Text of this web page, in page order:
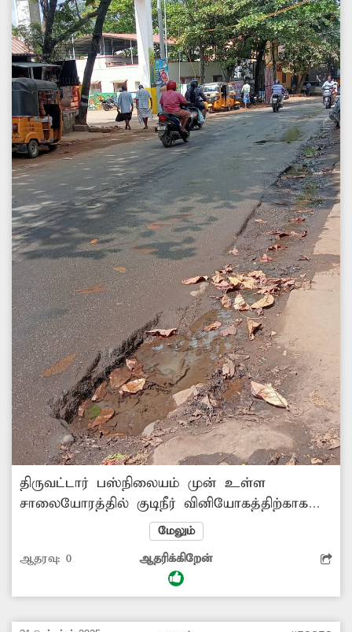
திருவட்டார் பஸ்நிலையம் முன் உள்ள
சாலையோரத்தில் குடிநீர் வினியோகத்திற்காக
ராட்சத குழாய்கள் பதிக்கப்பட்டுள்ளது. இந்த
குழாயில் உடைப்பு ஏற்பட்டு குடிநீர்
சாலையோரத்தில் பாய்கிறது. இதனால் அந்த
வழியாக செல்லும் வாகன ஓட்டிகள், பாதசாரிகள்
எனவே, குழாய் உடைப்பை சீரமைத்து குடிநீர்
மேலும்
ஆதரவு: 0 ஆதரிக்கிறேன்